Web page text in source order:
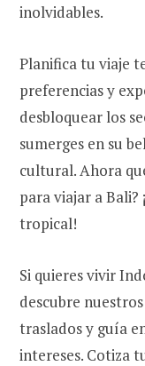
inolvidables.
Planifica tu viaje
preferencias y
desbloquear los
sumerges en su
cultural. Ahora
para viajar a
tropical!
Si quieres vivir
descubre nuestros
traslados y guía
intereses. Cotiza